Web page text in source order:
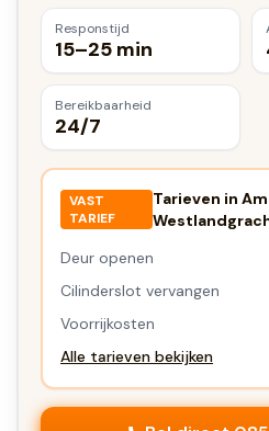
Responstijd
15–25 min
Bereikbaarheid
24/7
VAST
TARIEF
Tarieven in
Deur openen
Cilinderslot vervangen
Voorrijkosten
Alle tarieven bekijken